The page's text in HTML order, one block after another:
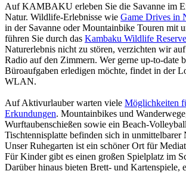
Auf KAMBAKU erleben Sie die Savanne im
Natur. Wildlife-Erlebnisse wie Game Drives in
in der Savanne oder Mountainbike Touren mit
führen Sie durch das Kambaku Wildlife Reserve
Naturerlebnis nicht zu stören, verzichten wir
Radio auf den Zimmern. Wer gerne up-to-date
Büroaufgaben erledigen möchte, findet in der
WLAN.
Auf Aktivurlauber warten viele Möglichkeiten
Erkundungen. Mountainbikes und
Wurftaubenschießen sowie ein Beach-
Tischtennisplatte befinden sich in unmittelbarer
Unser Ruhegarten ist ein schöner Ort für
Für Kinder gibt es einen großen Spielplatz im
Darüber hinaus bieten Brett- und Kartenspiele,